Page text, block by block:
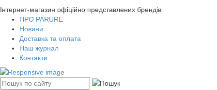
Інтернет-магазин офіційно представлених брендів
ПРО PARURE
Новини
Доставка та оплата
Наш журнал
Контакти